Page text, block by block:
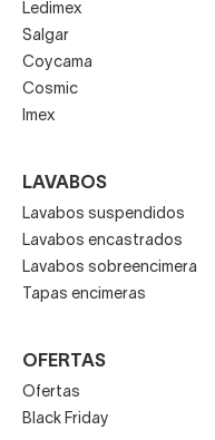
Ledimex
Salgar
Coycama
Cosmic
Imex
LAVABOS
Lavabos suspendidos
Lavabos encastrados
Lavabos sobreencimera
Tapas encimeras
OFERTAS
Ofertas
Black Friday